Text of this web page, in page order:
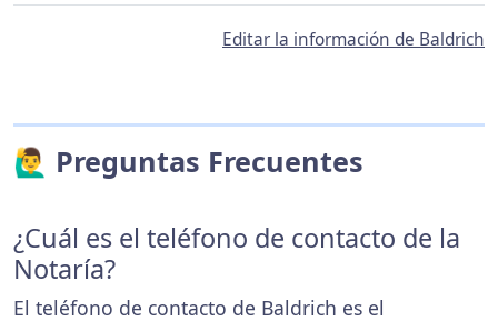
Editar la información de Baldrich
🙋‍♂️ Preguntas Frecuentes
¿Cuál es el teléfono de contacto de la
Notaría?
El teléfono de contacto de Baldrich es el